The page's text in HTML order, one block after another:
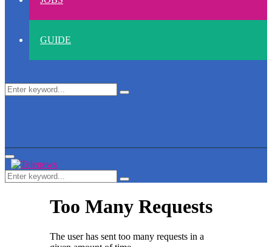
GUIDE
Search
Search
Primary
Menu
Search
for:
Search